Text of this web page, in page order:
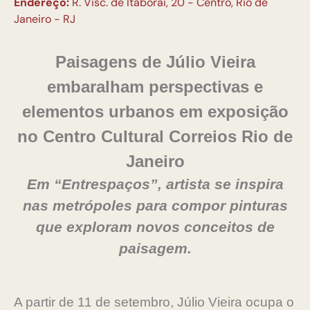
Janeiro - RJ
Paisagens de Júlio Vieira
embaralham perspectivas e
elementos urbanos em exposição
no Centro Cultural Correios Rio de
Janeiro
Em “Entrespaços”, artista se inspira
nas metrópoles para compor pinturas
que exploram novos conceitos de
paisagem.
A partir de 11 de setembro, Júlio Vieira ocupa o